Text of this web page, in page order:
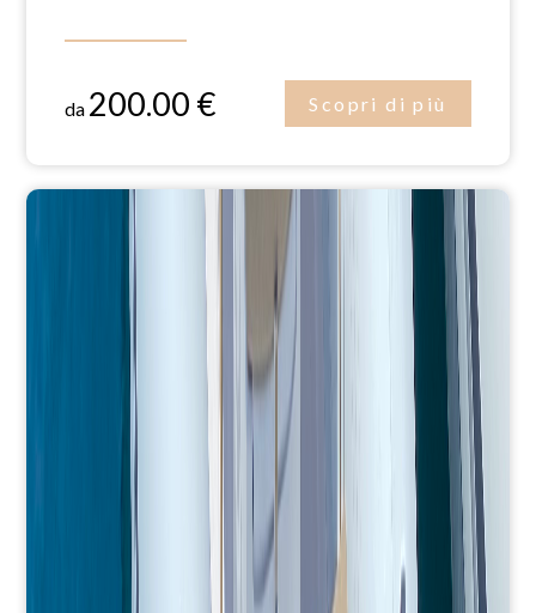
da 200.00 € Scopri di più